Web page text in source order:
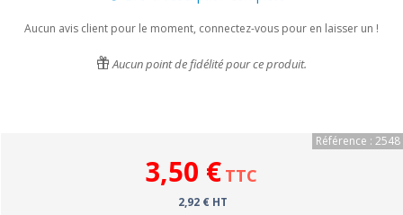
Aucun avis client pour le moment, connectez-vous pour en laisser un !
Aucun point de fidélité pour ce produit.
Référence : 2548
3,50 € TTC
2,92 € HT